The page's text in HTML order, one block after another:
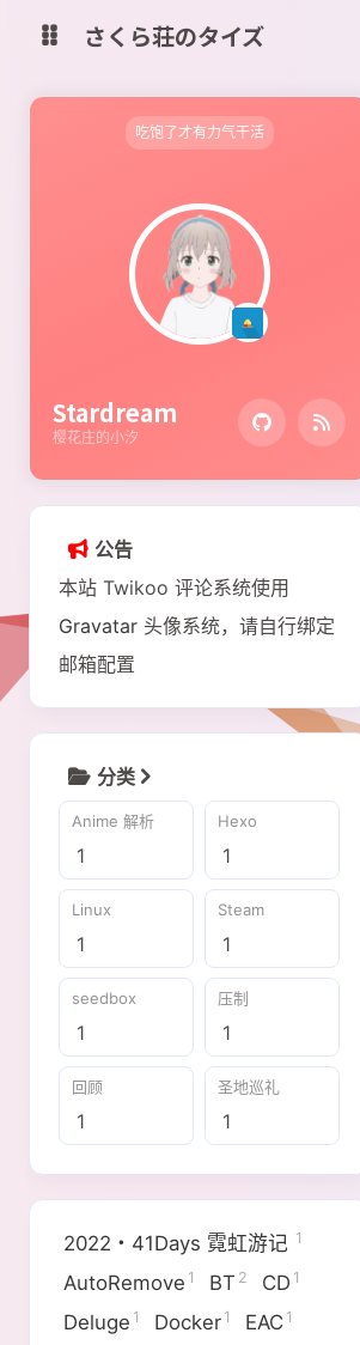
Home Page Analytics
StarLive Misskey
StarTube StarDrive
IT-Tools
さくら荘のタイズ
最新评论
无法获取评论，
吃饱了才有力气干活
Stardream
樱花庄的小汐
公告
本站 Twikoo 评论系统使用
Gravatar 头像系统，请自行绑定
邮箱配置
分类
Anime 解析
1
Hexo
1
Linux
1
Steam
1
seedbox
1
压制
1
回顾
1
圣地巡礼
1
2022・41Days 霓虹游记 1
AutoRemove 1 BT 2 CD 1
Deluge 1 Docker 1 EAC 1
打开 / 关闭中控台
播放 / 暂停音乐
深色 / 浅色显示模式
站内搜索
shift H 返回首页
shift L 友链页面
shift P
shift I 原版 / 本站右键菜单